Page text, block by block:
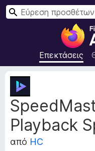
Επεκτάσεις
Α
σ
Playback
από HC
Μ
τ
α
δ
ε
δ